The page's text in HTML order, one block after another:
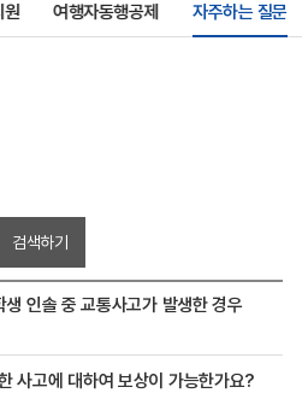
원 여행자동행공제 자주하는 질문
검색하기
생 인솔 중 교통사고가 발생한 경우
사고에 대하여 보상이 가능한가요?